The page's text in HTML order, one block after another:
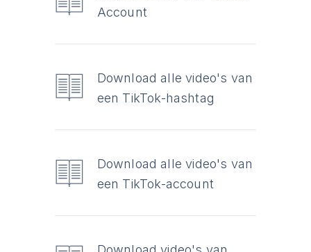
Account
Download alle video's van
een TikTok-hashtag
Download alle video's van
een TikTok-account